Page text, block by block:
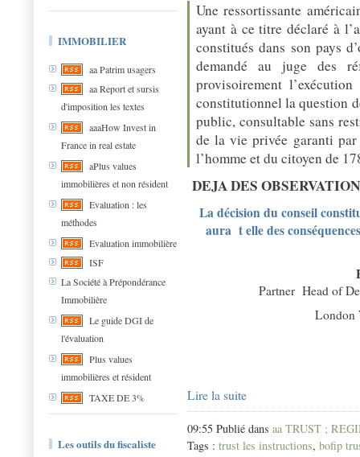
IMMOBILIER
aa Patrim usagers
aa Report et sursis
d'imposition les textes
aaaHow Invest in
France in real estate
aPlus values
immobilières et non résident
Evaluation : les
méthodes
Evaluation immobilière
ISF
La Société à Prépondérance
Immobilière
Le guide DGI de
l'évaluation
Plus values
immobilières et résident
TAXE DE 3%
Les outils du fiscaliste
Une ressortissante
ayant à ce titre déclaré à
constitués dans son pays
demandé au juge des
provisoirement
constitutionnel la question
public, consultable sans
de la vie privée garanti
l’homme et du citoyen de
DEJA DES
La décision du conseil
aura t elle des
Partner Head of
London
Lire la suite
09:55 Publié dans aa TRUST ;
Tags : trust les instructions, bofip